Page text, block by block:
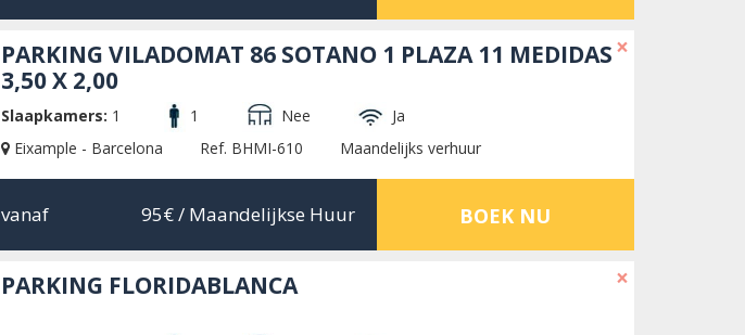
×
PARKING VILADOMAT 86 SOTANO 1 PLAZA 11 MEDIDAS
3,50 X 2,00
Slaapkamers: 1 1 Nee
Ja
Eixample - Barcelona
Ref. BHMI-610 Maandelijks verhuur
vanaf 95€/ Maandelijkse Huur BOEK NU
×
PARKING FLORIDABLANCA